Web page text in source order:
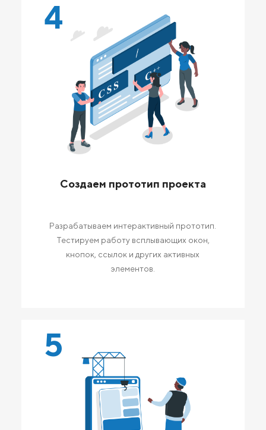
4
Создаем прототип проекта
Разрабатываем интерактивный прототип.
Тестируем работу всплывающих окон,
кнопок, ссылок и других активных
элементов.
5